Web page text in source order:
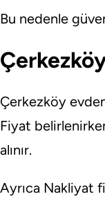
Bu nedenle
Çerkezköy
Fiyat
alınır.
Ayrıca Nakliyat